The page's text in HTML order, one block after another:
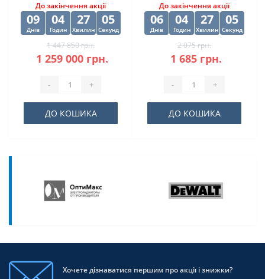
До закінчення акції
09
Днів
04
Годин
27
Хвилин
04
Секунд
1 447 850 грн.
1 259 000 грн.
- +
ДО КОШИКА
До закінчення акції
06
Днів
04
Годин
27
Хвилин
04
Секунд
2 075 грн.
1 685 грн.
- +
ДО КОШИКА
Хочете дізнаватися першим про акції і знижки?